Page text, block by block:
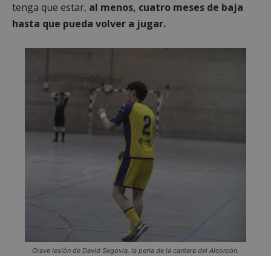
tenga que estar, al menos, cuatro meses de baja
hasta que pueda volver a jugar.
Grave lesión de David Segovia, la perla de la cantera del Alcorcón.